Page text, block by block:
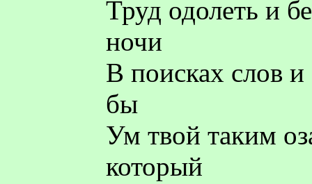
Труд одолеть и
ночи
В поисках слов
бы
Ум твой таким
который